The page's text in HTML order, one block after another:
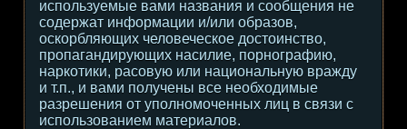
используемые вами названия и сообщения не
содержат информации и/или образов,
оскорбляющих человеческое достоинство,
пропагандирующих насилие, порнографию,
наркотики, расовую или национальную вражду
и т.п., и вами получены все необходимые
разрешения от уполномоченных лиц в связи с
использованием материалов.